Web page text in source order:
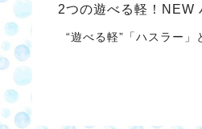
2つの遊べる軽！NEW
“遊べる軽”「ハスラー